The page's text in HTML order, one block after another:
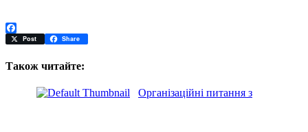
Facebook
Post Share
Також читайте:
Організаційні питання з